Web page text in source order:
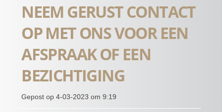
NEEM GERUST CONTACT
OP MET ONS VOOR EEN
AFSPRAAK OF EEN
BEZICHTIGING
Gepost op 4-03-2023 om 9:19